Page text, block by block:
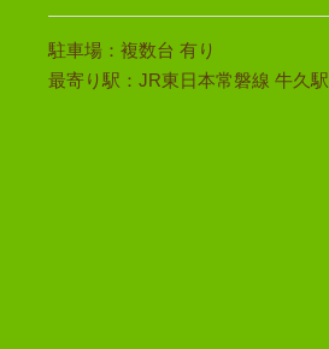
駐車場：複数台 有り
最寄り駅：JR東日本常磐線 牛久駅